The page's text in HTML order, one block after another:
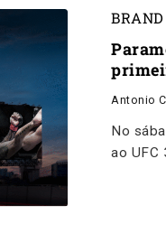
Antonio
No
ao UFC